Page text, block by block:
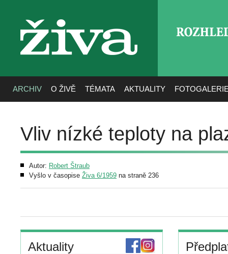
živa
ARCHIV O ŽIVĚ TÉMATA AKTUALITY
Vliv nízké teploty na
Autor: Robert Štraub
Vyšlo v časopise Živa 6/1959 na straně 236
Aktuality